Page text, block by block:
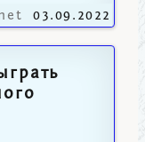
03.09.2022